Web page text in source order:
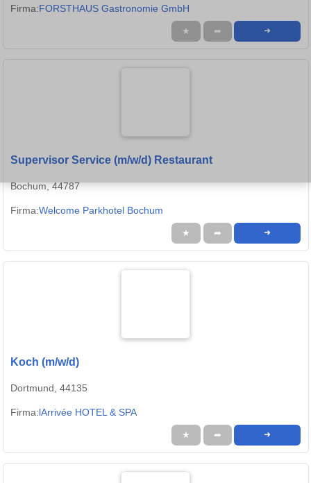
Firma:FORSTHAUS Gastronomie GmbH
★ ➦ ➜
Supervisor Service (m/w/d) Restaurant
Bochum, 44787
Firma:Welcome Parkhotel Bochum
★ ➦ ➜
Koch (m/w/d)
Dortmund, 44135
Firma:lArrivée HOTEL & SPA
★ ➦ ➜